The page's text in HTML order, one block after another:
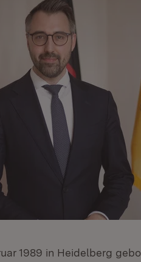
1989 in Heidelberg